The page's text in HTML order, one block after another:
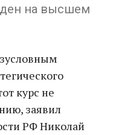
на высшем
курс не
заявил
РФ Николай